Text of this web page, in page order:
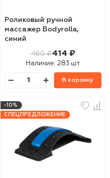
Роликовый ручной
массажер Bodyrolla,
синий
460 ₽414 ₽
Наличие: 283 шт
В корзину
-10%
СПЕЦПРЕДЛОЖЕНИЕ